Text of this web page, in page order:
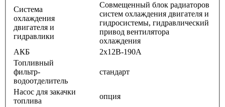
Система
охлаждения
двигателя и
гидравлики
Совмещенный блок радиаторов
систем охлаждения двигателя и
гидросистемы, гидравлический
привод вентилятора
охлаждения
АКБ
2х12В-190А
Топливный
фильтр-
водоотделитель
стандарт
Насос для закачки
топлива
опция